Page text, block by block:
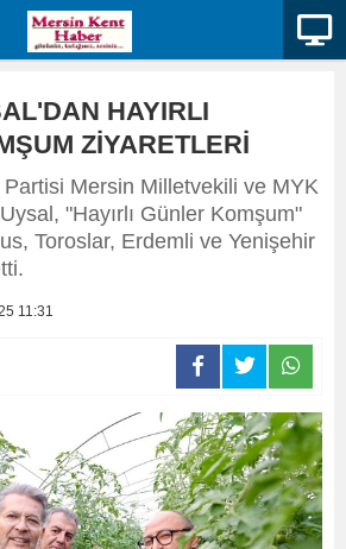
HAYIRLI
ZİYARETLERİ
Mersin Milletvekili ve MYK
"Hayırlı Günler Komşum"
Toroslar, Erdemli ve Yenişehir
11:31